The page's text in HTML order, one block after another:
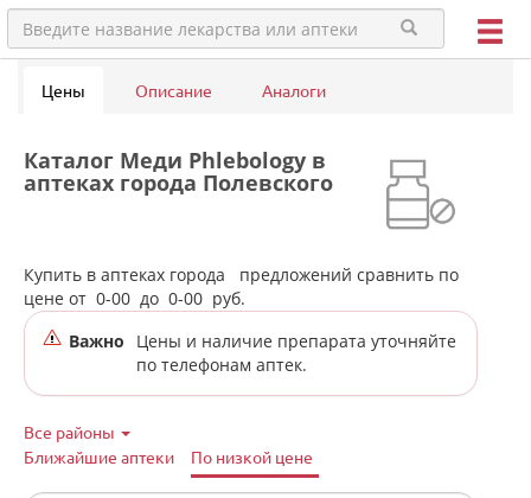
Цены Описание Аналоги
Каталог Меди Phlebology в
аптеках города Полевского
Купить в аптеках города
предложений сравнить по
цене от 0-00 до 0-00 руб.
Важно
Цены и наличие препарата уточняйте
по телефонам аптек.
Все районы
Ближайшие аптеки
По низкой цене